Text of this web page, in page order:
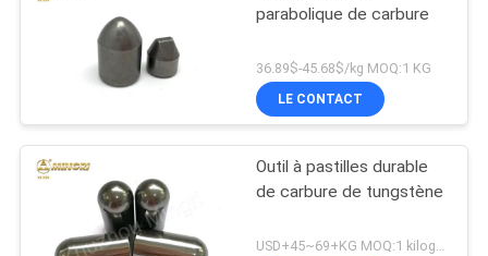
parabolique de carbure
36.89$-45.68$/kg MOQ:1 KG
LE CONTACT
Outil à pastilles durable
de carbure de tungstène
USD+45~69+KG MOQ:1 kilogramme